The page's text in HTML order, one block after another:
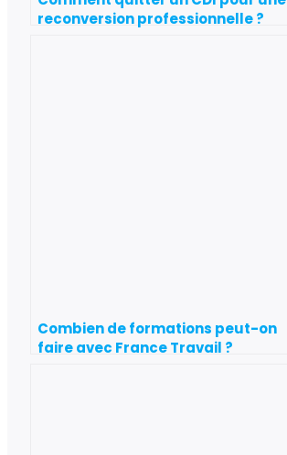
reconversion professionnelle ?
Combien de formations peut-on
faire avec France Travail ?